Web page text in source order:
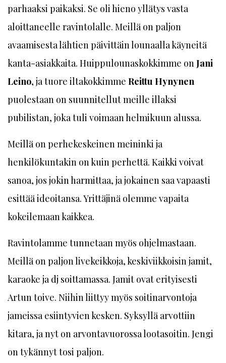
parhaaksi paikaksi. Se oli hieno yllätys vasta
aloittaneelle ravintolalle. Meillä on paljon
avaamisesta lähtien päivittäin lounaalla käyneitä
kanta-asiakkaita. Huippulounaskokkimme onJani
Leino, ja tuore iltakokkimme Reittu Hynynen
puolestaan on suunnitellut meille illaksi
pubilistan, joka tuli voimaan helmikuun alussa.
Meillä on perhekeskeinen meininki ja
henkilökuntakin on kuin perhettä. Kaikki voivat
sanoa, jos jokin harmittaa, ja jokainen saa vapaasti
esittää ideoitansa. Yrittäjinä olemme vapaita
kokeilemaan kaikkea.
Ravintolamme tunnetaan myös ohjelmastaan.
Meillä on paljon livekeikkoja, keskiviikkoisin jamit,
karaoke ja dj soittamassa. Jamit ovat erityisesti
Artun toive. Niihin liittyy myös soitinarvontoja
jameissa esiintyvien kesken. Syksyllä arvottiin
kitara, ja nyt on arvontavuorossa lootasoitin. Jengi
on tykännyt tosi paljon.